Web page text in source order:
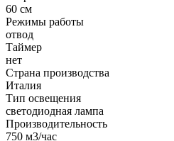
60 см
Режимы работы
отвод
Таймер
нет
Страна производства
Италия
Тип освещения
светодиодная лампа
Производительность
750 м3/час